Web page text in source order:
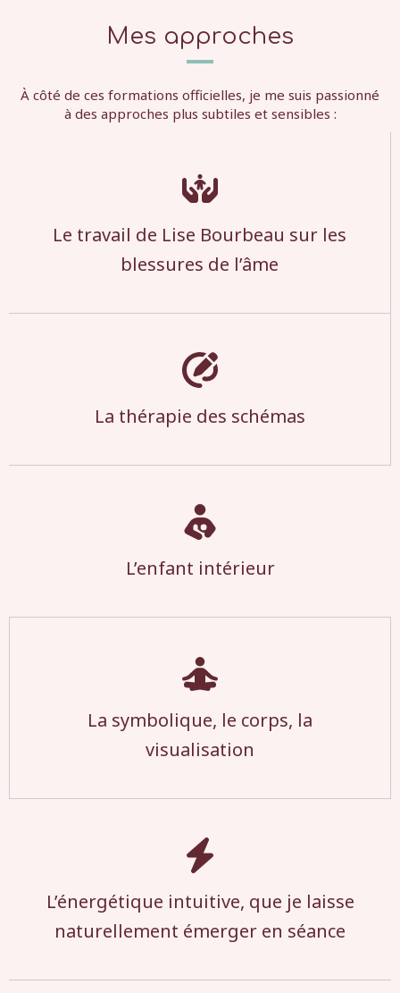
Mes approches
À côté de ces formations officielles, je me suis passionné
à des approches plus subtiles et sensibles :
Le travail de Lise Bourbeau sur les
blessures de l’âme
La thérapie des schémas
L’enfant intérieur
La symbolique, le corps, la
visualisation
L’énergétique intuitive, que je laisse
naturellement émerger en séance